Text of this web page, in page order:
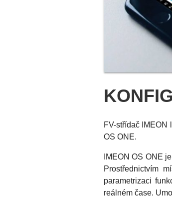
FV-střídač IMEON
OS ONE.
IMEON OS ONE
Prostřednictvím
parametrizaci
reálném čase.